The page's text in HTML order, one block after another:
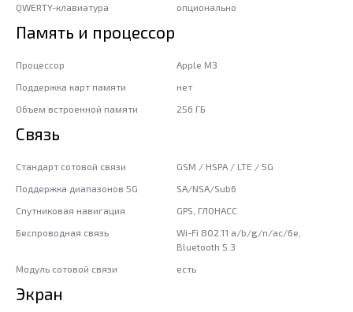
QWERTY-клавиатура
опционально
Память и процессор
Процессор
Apple M3
Поддержка карт памяти
нет
Объем встроенной памяти
256 ГБ
Связь
Стандарт сотовой связи
GSM / HSPA / LTE / 5G
Поддержка диапазонов 5G
SA/NSA/Sub6
Спутниковая навигация
GPS, ГЛОНАСС
Беспроводная связь
Wi-Fi 802.11 a/b/g/n/ac/6e,
Bluetooth 5.3
Модуль сотовой связи
есть
Экран